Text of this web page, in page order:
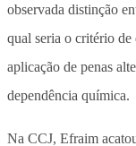
observada distinção
qual seria o critério
aplicação de penas
dependência química.
Na CCJ, Efraim